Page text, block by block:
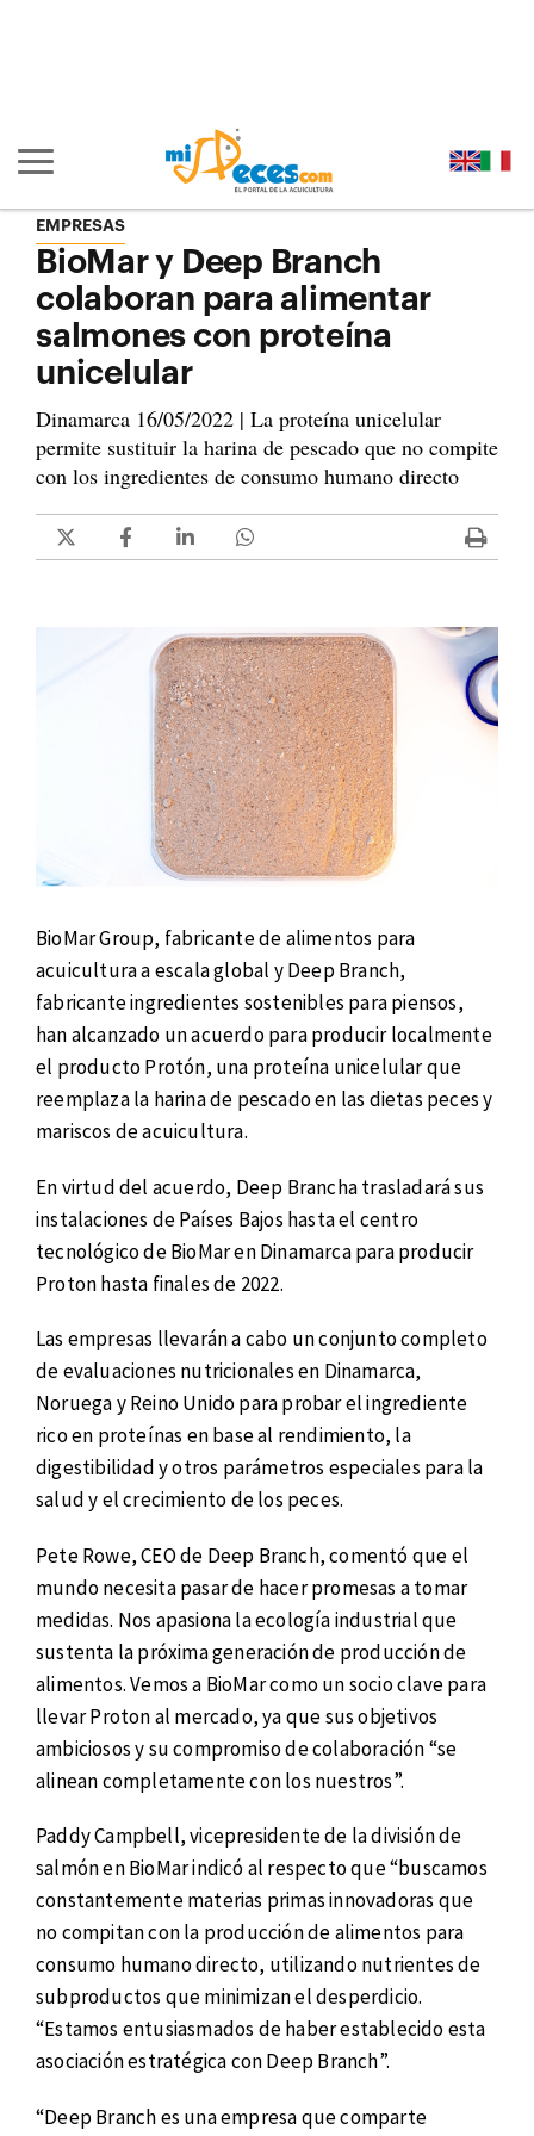
Mostrar/ocultar navegación principal
EMPRESAS
BioMar y Deep Branch
colaboran para alimentar
salmones con proteína
unicelular
Dinamarca 16/05/2022 | La proteína unicelular
permite sustituir la harina de pescado que no compite
con los ingredientes de consumo humano directo
BioMar Group, fabricante de alimentos para
acuicultura a escala global y Deep Branch,
fabricante ingredientes sostenibles para piensos,
han alcanzado un acuerdo para producir localmente
el producto Protón, una proteína unicelular que
reemplaza la harina de pescado en las dietas peces y
mariscos de acuicultura.
En virtud del acuerdo, Deep Brancha trasladará sus
instalaciones de Países Bajos hasta el centro
tecnológico de BioMar en Dinamarca para producir
Proton hasta finales de 2022.
Las empresas llevarán a cabo un conjunto completo
de evaluaciones nutricionales en Dinamarca,
Noruega y Reino Unido para probar el ingrediente
rico en proteínas en base al rendimiento, la
digestibilidad y otros parámetros especiales para la
salud y el crecimiento de los peces.
Pete Rowe, CEO de Deep Branch, comentó que el
mundo necesita pasar de hacer promesas a tomar
medidas. Nos apasiona la ecología industrial que
sustenta la próxima generación de producción de
alimentos. Vemos a BioMar como un socio clave para
llevar Proton al mercado, ya que sus objetivos
ambiciosos y su compromiso de colaboración “se
alinean completamente con los nuestros”.
Paddy Campbell, vicepresidente de la división de
salmón en BioMar indicó al respecto que “buscamos
constantemente materias primas innovadoras que
no compitan con la producción de alimentos para
consumo humano directo, utilizando nutrientes de
subproductos que minimizan el desperdicio.
“Estamos entusiasmados de haber establecido esta
asociación estratégica con Deep Branch”.
“Deep Branch es una empresa que comparte